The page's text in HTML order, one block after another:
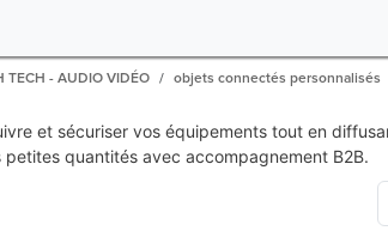
TECH - AUDIO VIDÉO objets connectés personnalisés
et sécuriser vos équipements tout en
quantités avec accompagnement B2B.